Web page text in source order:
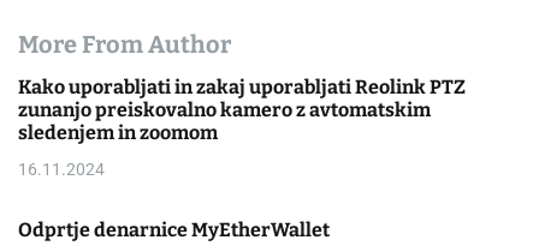
More From Author
Kako uporabljati in zakaj uporabljati Reolink PTZ
zunanjo preiskovalno kamero z avtomatskim
sledenjem in zoomom
16.11.2024
Odprtje denarnice MyEtherWallet